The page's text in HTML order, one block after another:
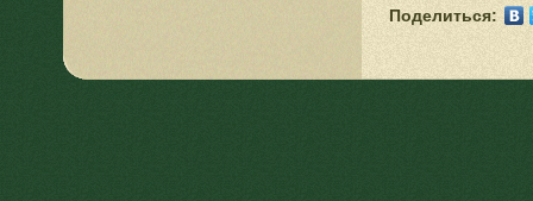
Поделиться: